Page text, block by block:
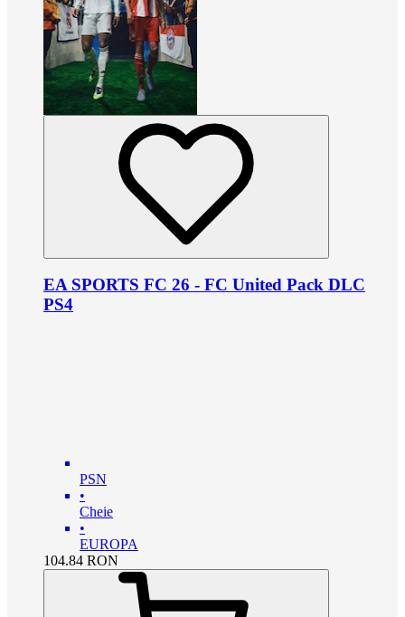
EA SPORTS FC 26 - FC United Pack DLC
PS4
PSN
•
Cheie
•
EUROPA
104.84 RON